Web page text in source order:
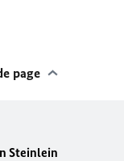
page
Steinlein